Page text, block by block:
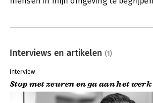
Interviews en artikelen (1)
interview
Stop met zeuren en ga aan het werk